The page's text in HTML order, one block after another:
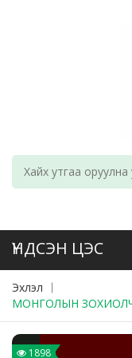
Эхлэл
МОНГОЛЫН
1898